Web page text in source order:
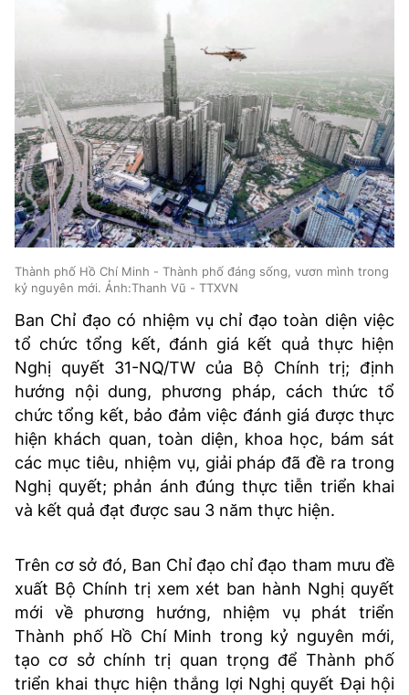
BÙI XUÂN PHÁI
TIỆN ÍCH
LIÊN HỆ QUẢNG CÁO
Hotline: 0981.119.189
Điện thoại: 024.38254756
MẠNG XÃ HỘI
Thành phố Hồ Chí Minh - Thành phố đáng sống, vươn mình trong
kỷ nguyên mới. Ảnh:Thanh Vũ - TTXVN
Ban Chỉ đạo có nhiệm vụ chỉ đạo toàn diện việc
tổ chức tổng kết, đánh giá kết quả thực hiện
Nghị quyết 31-NQ/TW của Bộ Chính trị; định
hướng nội dung, phương pháp, cách thức tổ
chức tổng kết, bảo đảm việc đánh giá được thực
hiện khách quan, toàn diện, khoa học, bám sát
các mục tiêu, nhiệm vụ, giải pháp đã đề ra trong
Nghị quyết; phản ánh đúng thực tiễn triển khai
và kết quả đạt được sau 3 năm thực hiện.
Trên cơ sở đó, Ban Chỉ đạo chỉ đạo tham mưu đề
xuất Bộ Chính trị xem xét ban hành Nghị quyết
mới về phương hướng, nhiệm vụ phát triển
Thành phố Hồ Chí Minh trong kỷ nguyên mới,
tạo cơ sở chính trị quan trọng để Thành phố
triển khai thực hiện thắng lợi Nghị quyết Đại hội